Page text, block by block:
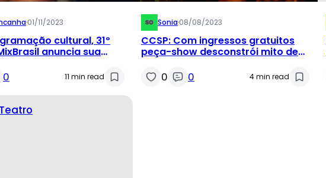
·01/11/2023
cultural, 31º
anuncia sua
0 11 min read
Sonia·08/08/2023
CCSP: Com ingressos gratuitos
peça-show desconstrói mito de
0 0 4 min read
Teatro